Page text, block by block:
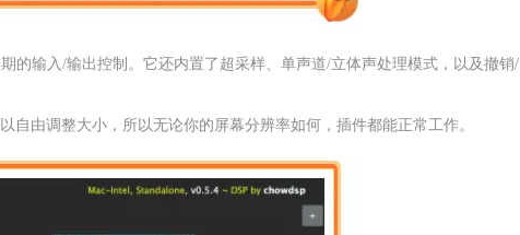
的输入/输出控制。它还内置了超采样、单声道/立体声处理模式，以及撤销/
由调整大小，所以无论你的屏幕分辨率如何，插件都能正常工作。